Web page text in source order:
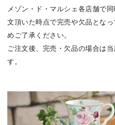
メゾン・ド・マルシェ各店舗で
文頂いた時点で完売や欠品とな
めご了承ください。
ご注文後、完売・欠品の場合は
す。